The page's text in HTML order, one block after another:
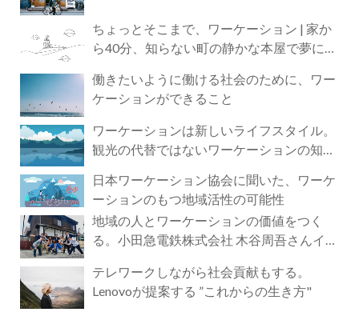
ちょっとそこまで、ワーケーション | 家か
ら40分、知らない町の静かな本屋で夢に近
働きたいように働ける社会のために、ワー
ケーションができること
ワーケーションは新しいライフスタイル。
観光の代替ではないワーケーションの知ら
日本ワーケーション協会に聞いた、ワーケ
ーションのもつ地域活性の可能性
地域の人とワーケーションの価値をつく
る。小田急電鉄株式会社 木谷周吾さんイン
テレワークしながら社会貢献もする。
Lenovoが提案する ”これからの生き方"